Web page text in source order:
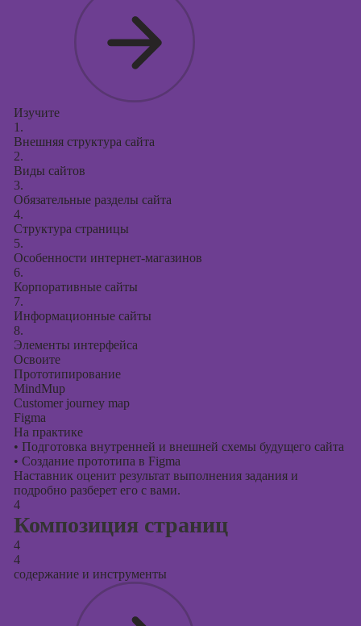
Изучите
1.
Внешняя структура сайта
2.
Виды сайтов
3.
Обязательные разделы сайта
4.
Структура страницы
5.
Особенности интернет-магазинов
6.
Корпоративные сайты
7.
Информационные сайты
8.
Элементы интерфейса
Освоите
Прототипирование
MindMup
Customer journey map
Figma
На практике
• Подготовка внутренней и внешней схемы будущего сайта
• Создание прототипа в Figma
Наставник оценит результат выполнения задания и
подробно разберет его с вами.
4
Композиция страниц
4
4
содержание и инструменты